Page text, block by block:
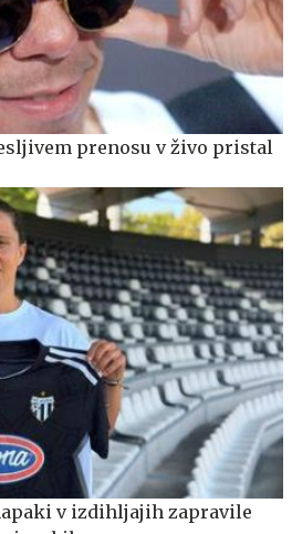
prenosu v živo pristal
v izdihljajih zapravile